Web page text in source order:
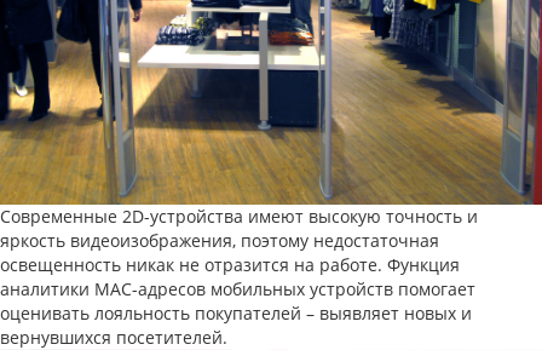
Современные 2D-устройства имеют высокую точность и
яркость видеоизображения, поэтому недостаточная
освещенность никак не отразится на работе. Функция
аналитики MAC-адресов мобильных устройств помогает
оценивать лояльность покупателей – выявляет новых и
вернувшихся посетителей.